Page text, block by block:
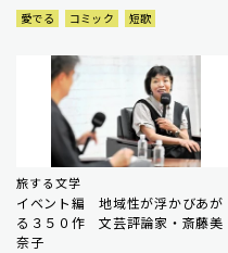
愛でる コミック 短歌
旅する文学
イベント編 地域性が浮かびあが
る３５０作 文芸評論家・斎藤美
奈子